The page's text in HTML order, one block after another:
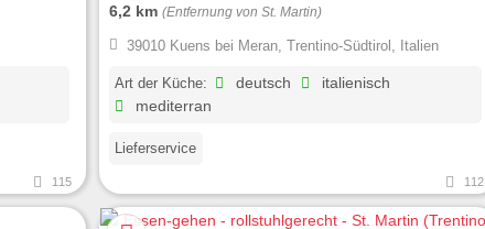
115
6,2 km (Entfernung von St. Martin)
39010 Kuens bei Meran, Trentino-Südtirol, Italien
Art der Küche: deutsch
italienisch
mediterran
Lieferservice
112